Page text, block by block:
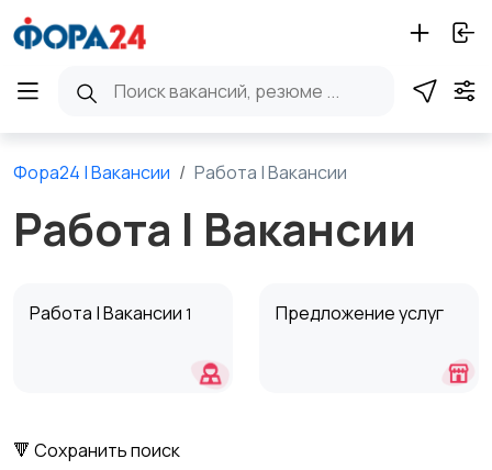
Фора24 | Вакансии Работа | Вакансии
Работа | Вакансии
Работа | Вакансии 1 Предложение услуг
🔻 Сохранить поиск